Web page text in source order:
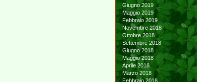
Giugno 2019
Maggio 2019
Febbraio 2019
Novembre 2018
Ottobre 2018
Settembre 2018
Giugno 2018
Maggio 2018
Aprile 2018
Marzo 2018
Febbraio 2018